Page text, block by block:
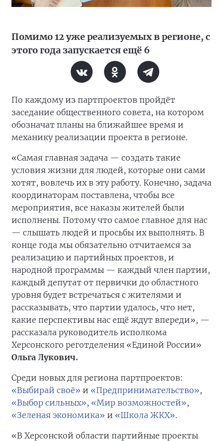
Помимо 12 уже реализуемых в регионе, с
этого года запускается ещё 6
По каждому из партпроектов пройдёт
заседание общественного совета, на котором
обозначат планы на ближайшее время и
механику реализации проекта в регионе.
«Самая главная задача — создать такие
условия жизни для людей, которые они сами
хотят, вовлечь их в эту работу. Конечно, задача
координаторам поставлена, чтобы все
мероприятия, все наказы жителей были
исполнены. Потому что самое главное для нас
— слышать людей и просьбы их выполнять. В
конце года мы обязательно отчитаемся за
реализацию и партийных проектов, и
народной программы — каждый член партии,
каждый депутат от первички до областного
уровня будет встречаться с жителями и
рассказывать, что партии удалось, что нет,
какие перспективы нас ещё ждут впереди», —
рассказала руководитель исполкома
Херсонского реготделения «Единой России»
Ольга Лукович.
Среди новых для региона партпроектов:
«Выбирай своё» и «Предпринимательство»,
«Выбор сильных», «Мир возможностей»,
«Зеленая экономика» и «Школа ЖКХ».
«В Херсонской области партийные проекты